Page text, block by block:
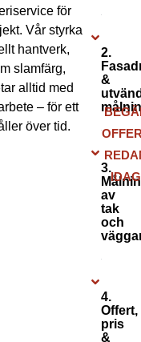
för
Vår styrka
hantverk,
slamfärg,
alltid med
– för ett
över tid.
2.
&
3.
av
tak
och
4.
Offert,
pris
&
IDAG